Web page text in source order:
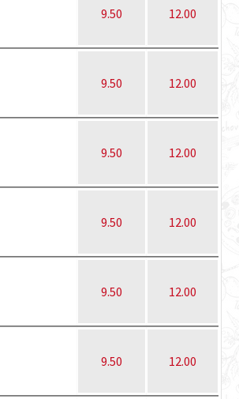
9.50 12.00
9.50 12.00
9.50 12.00
9.50 12.00
9.50 12.00
9.50 12.00